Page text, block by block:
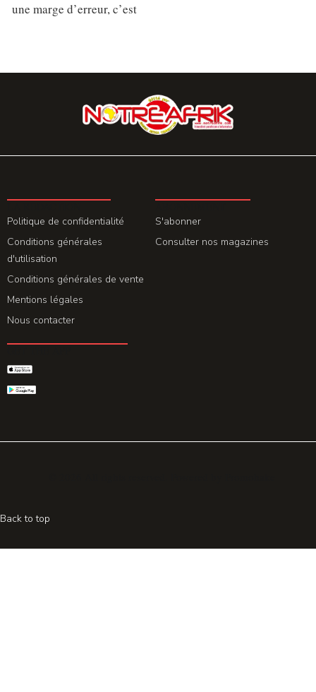
une marge d’erreur, c’est
Politique de confidentialité
Conditions générales
d'utilisation
Conditions générales de vente
Mentions légales
Nous contacter
S'abonner
Consulter nos magazines
Back to top